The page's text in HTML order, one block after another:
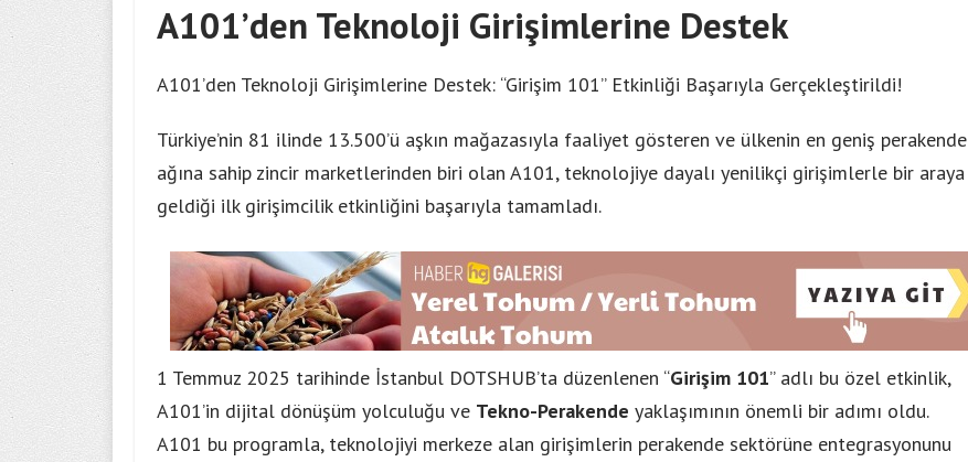
A101’den Teknoloji Girişimlerine Destek
A101’den Teknoloji Girişimlerine Destek: “Girişim 101” Etkinliği Başarıyla Gerçekleştirildi!
Türkiye’nin 81 ilinde 13.500’ü aşkın mağazasıyla faaliyet gösteren ve ülkenin en geniş perakende
ağına sahip zincir marketlerinden biri olan A101, teknolojiye dayalı yenilikçi girişimlerle bir araya
geldiği ilk girişimcilik etkinliğini başarıyla tamamladı.
1 Temmuz 2025 tarihinde İstanbul DOTSHUB’ta düzenlenen “Girişim 101” adlı bu özel etkinlik,
A101’in dijital dönüşüm yolculuğu ve Tekno-Perakende yaklaşımının önemli bir adımı oldu.
A101 bu programla, teknolojiyi merkeze alan girişimlerin perakende sektörüne entegrasyonunu